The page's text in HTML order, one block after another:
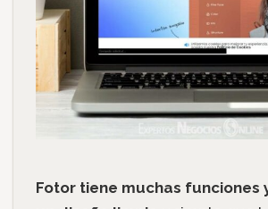
Fotor tiene muchas funciones